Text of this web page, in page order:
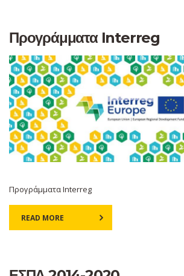
Προγράμματα Interreg
Προγράμματα Interreg
READ MORE